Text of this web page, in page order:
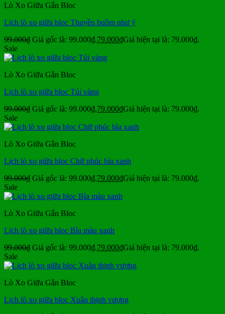
Lò Xo Giữa Gắn Bloc
Lịch lò xo giữa bloc Thuyền buồm như ý
99.000₫ Giá gốc là: 99.000₫.79.000₫Giá hiện tại là: 79.000₫.
Sale
Lò Xo Giữa Gắn Bloc
Lịch lò xo giữa bloc Túi vàng
99.000₫ Giá gốc là: 99.000₫.79.000₫Giá hiện tại là: 79.000₫.
Sale
Lò Xo Giữa Gắn Bloc
Lịch lò xo giữa bloc Chữ phúc bìa xanh
99.000₫ Giá gốc là: 99.000₫.79.000₫Giá hiện tại là: 79.000₫.
Sale
Lò Xo Giữa Gắn Bloc
Lịch lò xo giữa bloc Bìa màu xanh
99.000₫ Giá gốc là: 99.000₫.79.000₫Giá hiện tại là: 79.000₫.
Sale
Lò Xo Giữa Gắn Bloc
Lịch lò xo giữa bloc Xuân thịnh vượng